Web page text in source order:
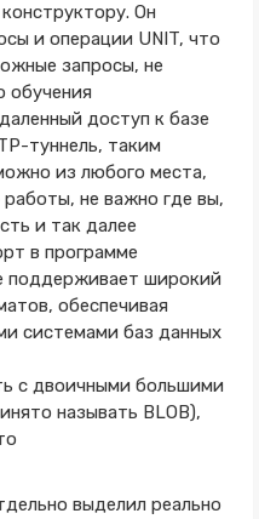
Он
и операции UNIT, что
запросы, не
обучения
доступ к базе
туннель, таким
из любого места,
не важно где вы,
и так далее
в программе
поддерживает широкий
обеспечивая
системами баз данных
с двоичными большими
называть BLOB),
выделил реально